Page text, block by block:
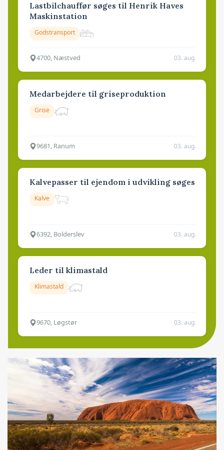
Lastbilchauffør søges til Henrik Haves
Maskinstation
Godstransport
4700, Næstved 03. aug.
Medarbejdere til griseproduktion
Grise
9681, Ranum 03. aug.
Kalvepasser til ejendom i udvikling søges
Kalve
6392, Bolderslev 03. aug.
Leder til klimastald
Klimastald
9670, Løgstør 03. aug.